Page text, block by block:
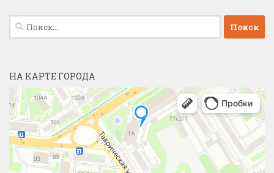
Найти:
НА КАРТЕ ГОРОДА